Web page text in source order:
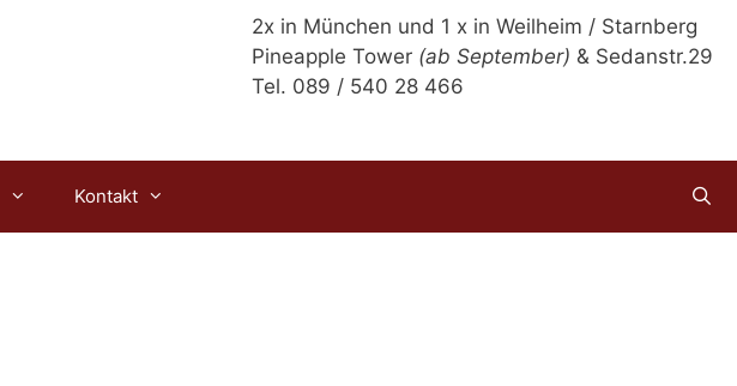
2x in München und 1 x in Weilheim / Starnberg
Pineapple Tower (ab September) & Sedanstr.29
Tel. 089 / 540 28 466
Kontakt